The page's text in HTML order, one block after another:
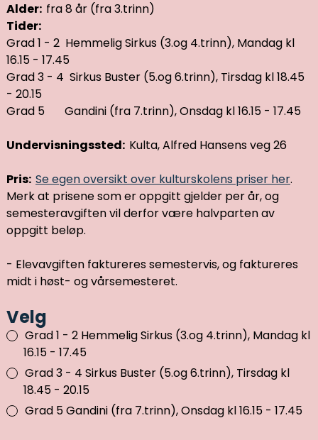
Alder: fra 8 år (fra 3.trinn)
Tider:
Grad 1 - 2 Hemmelig Sirkus (3.og 4.trinn), Mandag kl
16.15 - 17.45
Grad 3 - 4 Sirkus Buster (5.og 6.trinn), Tirsdag kl 18.45
- 20.15
Grad 5 Gandini (fra 7.trinn), Onsdag kl 16.15 - 17.45
Undervisningssted: Kulta, Alfred Hansens veg 26
Pris: Se egen oversikt over kulturskolens priser her.
Merk at prisene som er oppgitt gjelder per år, og
semesteravgiften vil derfor være halvparten av
oppgitt beløp.
- Elevavgiften faktureres semestervis, og faktureres
midt i høst- og vårsemesteret.
Velg
Grad 1 - 2 Hemmelig Sirkus (3.og 4.trinn), Mandag kl
16.15 - 17.45
Grad 3 - 4 Sirkus Buster (5.og 6.trinn), Tirsdag kl
18.45 - 20.15
Grad 5 Gandini (fra 7.trinn), Onsdag kl 16.15 - 17.45